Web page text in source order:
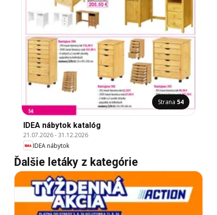
Strana 54
IDEA nábytok katalóg
21.07.2026-31.12.2026
IDEA nábytok
Ďalšie letáky z kategórie